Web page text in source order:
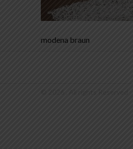
Beitrags-
modena braun